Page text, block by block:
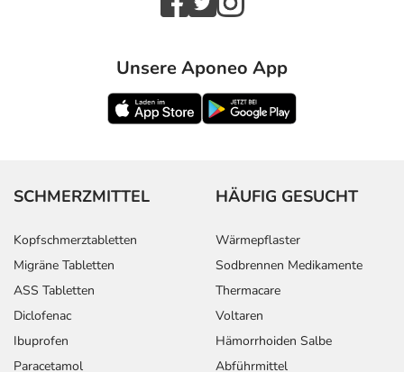
Unsere Aponeo App
SCHMERZMITTEL
Kopfschmerztabletten
Migräne Tabletten
ASS Tabletten
Diclofenac
Ibuprofen
Paracetamol
HÄUFIG GESUCHT
Wärmepflaster
Sodbrennen Medikamente
Thermacare
Voltaren
Hämorrhoiden Salbe
Abführmittel